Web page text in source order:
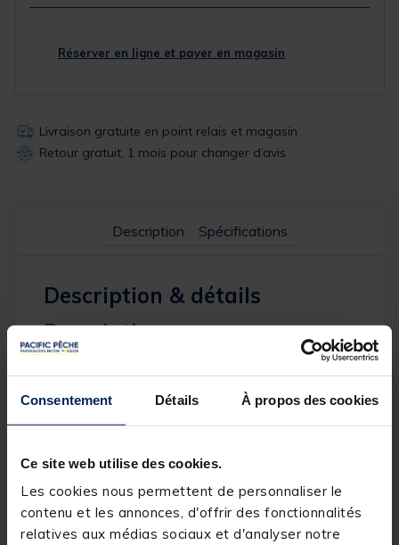
Consentement Détails À propos des cookies
Ce site web utilise des cookies.
Les cookies nous permettent de personnaliser le
contenu et les annonces, d'offrir des fonctionnalités
relatives aux médias sociaux et d'analyser notre
Réserver en ligne et payer en magasin
Livraison gratuite en point relais et magasin
Retour gratuit, 1 mois pour changer d’avis
Description Spécifications
Description & détails
Description
protéger votre matériel de la pluie, de la poussière
et des saletés, tout en assurant un confort optimal
station TEAM FRANCE.